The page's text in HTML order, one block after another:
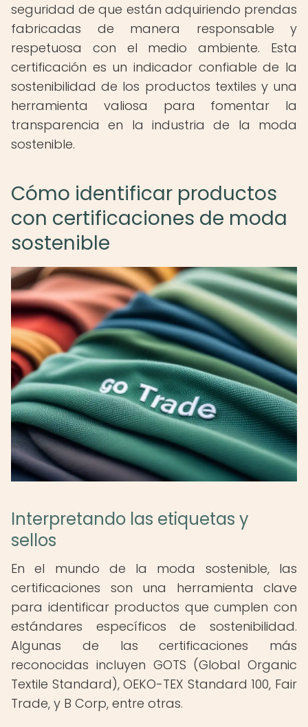
seguridad de que están adquiriendo prendas
fabricadas de manera responsable y
respetuosa con el medio ambiente. Esta
certificación es un indicador confiable de la
sostenibilidad de los productos textiles y una
herramienta valiosa para fomentar la
transparencia en la industria de la moda
sostenible.
Cómo identificar productos
con certificaciones de moda
sostenible
Interpretando las etiquetas y
sellos
En el mundo de la moda sostenible, las
certificaciones son una herramienta clave
para identificar productos que cumplen con
estándares específicos de sostenibilidad.
Algunas de las certificaciones más
reconocidas incluyen GOTS (Global Organic
Textile Standard), OEKO-TEX Standard 100, Fair
Trade, y B Corp, entre otras.